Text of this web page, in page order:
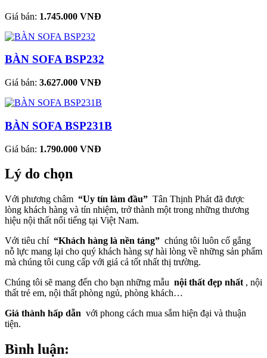
Giá bán: 1.745.000 VNĐ
BÀN SOFA BSP232
Giá bán: 3.627.000 VNĐ
BÀN SOFA BSP231B
Giá bán: 1.790.000 VNĐ
Lý do chọn
Với phương châm “Uy tín làm đầu” Tân Thịnh Phát đã được
lòng khách hàng và tín nhiệm, trở thành một trong những thương
hiệu nội thất nổi tiếng tại Việt Nam.
Với tiêu chí “Khách hàng là nền tảng” chúng tôi luôn cố gắng
nỗ lực mang lại cho quý khách hàng sự hài lòng về những sản phẩm
mà chúng tôi cung cấp với giá cả tốt nhất thị trường.
Chúng tôi sẽ mang đến cho bạn những mẫu nội thất đẹp nhất , nội
thất trẻ em, nội thất phòng ngủ, phòng khách…
Giá thành hấp dẫn với phong cách mua sắm hiện đại và thuận
tiện.
Bình luận: